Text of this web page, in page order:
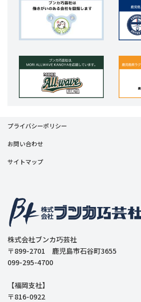
プライバシーポリシー
お問い合わせ
サイトマップ
株式会社ブンカ巧芸社
〒899-2701 鹿児島市石谷町3655
099-295-4700
【福岡支社】
〒816-0922